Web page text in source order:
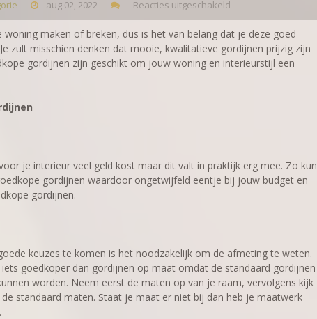
aug 02, 2022 Reacties uitgeschakeld
maken of breken, dus is het van belang dat je deze goed
zult misschien denken dat mooie, kwalitatieve gordijnen prijzig zijn
gordijnen zijn geschikt om jouw woning en interieurstijl een
je interieur veel geld kost maar dit valt in praktijk erg mee. Zo kun
gordijnen waardoor ongetwijfeld eentje bij jouw budget en
gordijnen.
keuzes te komen is het noodzakelijk om de afmeting te weten.
goedkoper dan gordijnen op maat omdat de standaard gordijnen
worden. Neem eerst de maten op van je raam, vervolgens kijk
standaard maten. Staat je maat er niet bij dan heb je maatwerk